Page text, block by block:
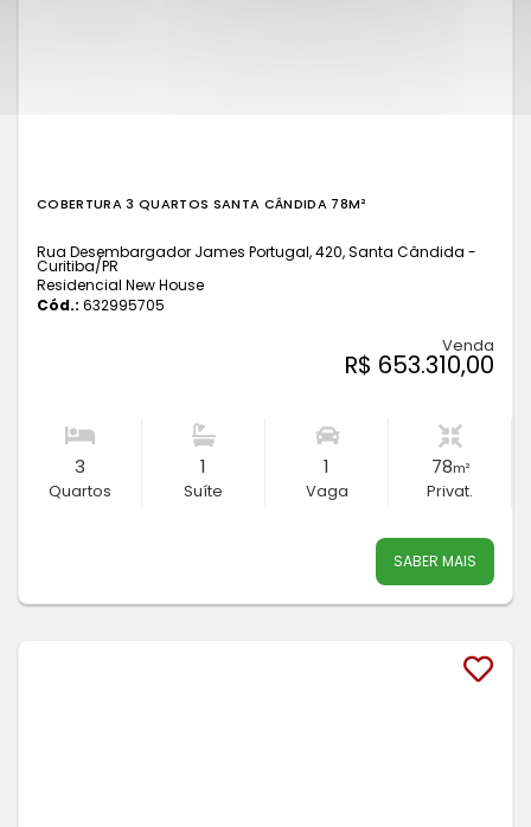
COBERTURA 3 QUARTOS SANTA CÂNDIDA 78M²
Rua Desembargador James Portugal, 420, Santa Cândida -
Curitiba/PR
Residencial New House
Cód.: 632995705
Venda
R$ 653.310,00
3
Quartos
1
Suíte
1
Vaga
78m²
Privat.
SABER MAIS